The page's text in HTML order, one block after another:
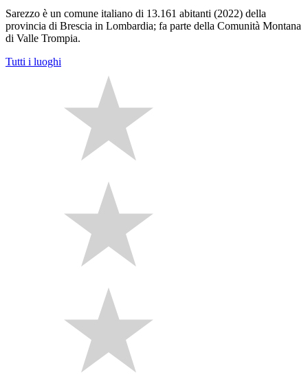
Sarezzo è un comune italiano di 13.161 abitanti (2022) della
provincia di Brescia in Lombardia; fa parte della Comunità Montana
di Valle Trompia.
Tutti i luoghi